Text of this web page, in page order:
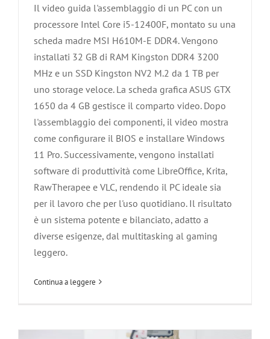
Il video guida l'assemblaggio di un PC con un
processore Intel Core i5-12400F, montato su una
scheda madre MSI H610M-E DDR4. Vengono
installati 32 GB di RAM Kingston DDR4 3200
MHz e un SSD Kingston NV2 M.2 da 1 TB per
uno storage veloce. La scheda grafica ASUS GTX
1650 da 4 GB gestisce il comparto video. Dopo
l'assemblaggio dei componenti, il video mostra
come configurare il BIOS e installare Windows
11 Pro. Successivamente, vengono installati
software di produttività come LibreOffice, Krita,
RawTherapee e VLC, rendendo il PC ideale sia
per il lavoro che per l'uso quotidiano. Il risultato
è un sistema potente e bilanciato, adatto a
diverse esigenze, dal multitasking al gaming
leggero.
Continua a leggere
Cos’è una Workstation (o postazione di
Pistoia
Poggio a Caiano
Vaiano